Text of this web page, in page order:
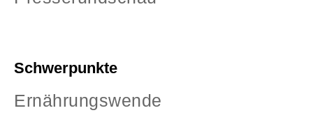
Schwerpunkte
Ernährungswende